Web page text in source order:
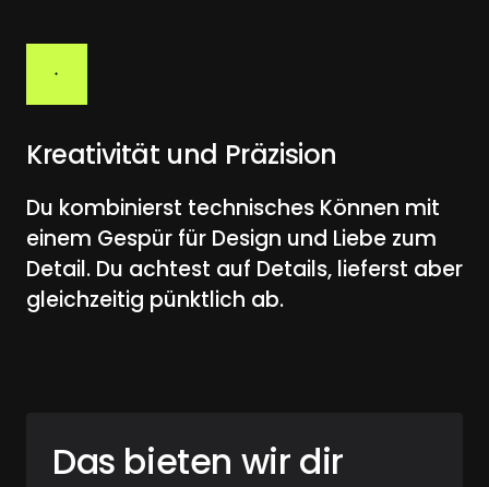
Kreativität und Präzision
Du kombinierst technisches Können mit
einem Gespür für Design und Liebe zum
Detail. Du achtest auf Details, lieferst aber
gleichzeitig pünktlich ab.
Das bieten wir dir